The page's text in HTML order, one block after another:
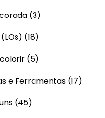
(3)
(18)
(5)
e Ferramentas (17)
(45)